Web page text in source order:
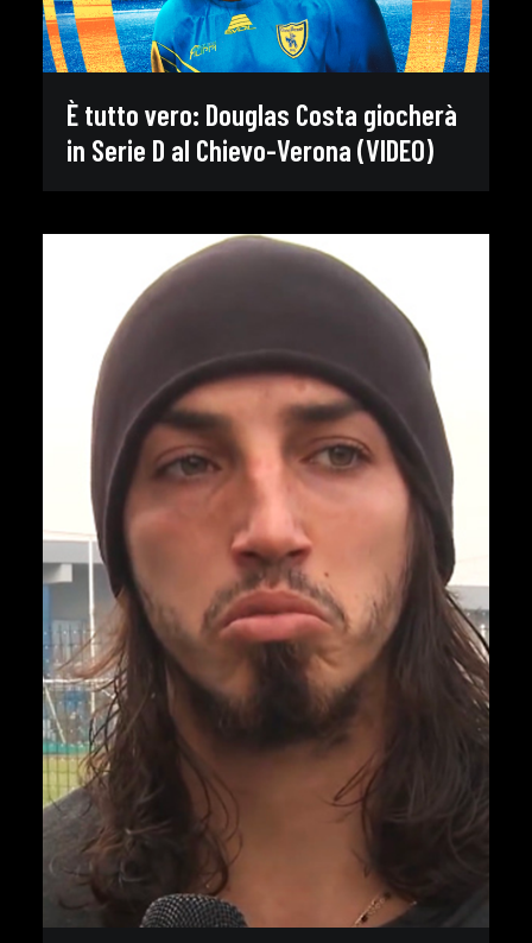
È tutto vero: Douglas Costa giocherà
in Serie D al Chievo-Verona (VIDEO)